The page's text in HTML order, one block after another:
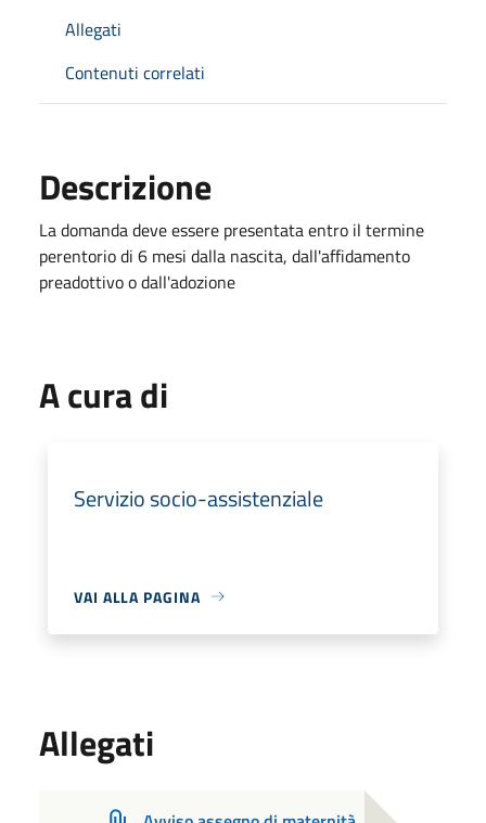
Allegati
Contenuti correlati
Descrizione
La domanda deve essere presentata entro il termine
perentorio di 6 mesi dalla nascita, dall'affidamento
preadottivo o dall'adozione
A cura di
Servizio socio-assistenziale
VAI ALLA PAGINA
Allegati